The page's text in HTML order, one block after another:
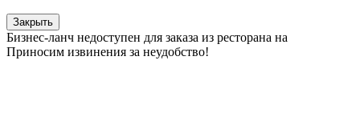
Закрыть
Бизнес-ланч недоступен для заказа из ресторана на
Приносим извинения за неудобство!